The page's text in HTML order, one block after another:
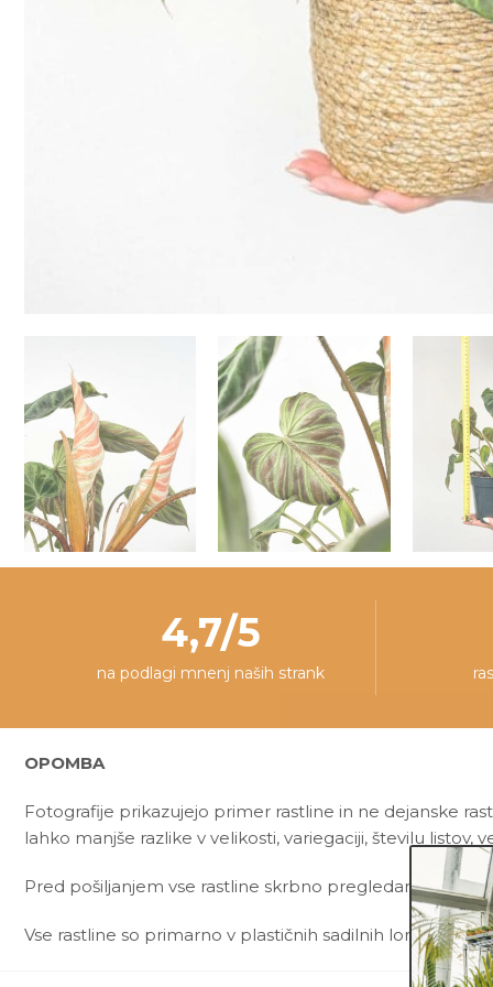
4,7/5
na podlagi mnenj naših strank
OPOMBA
Fotografije prikazujejo primer rastline in ne dejanske
lahko manjše razlike v velikosti, variegaciji, številu listov,
Pred pošiljanjem vse rastline skrbno pregledamo in
Vse rastline so primarno v plastičnih sadilnih lončkih.